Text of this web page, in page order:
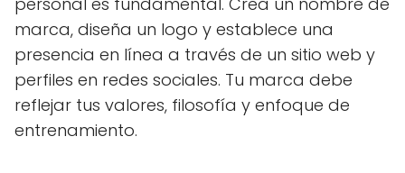
marca, diseña un logo y establece una
presencia en línea a través de un sitio web y
perfiles en redes sociales. Tu marca debe
reflejar tus valores, filosofía y enfoque de
entrenamiento.